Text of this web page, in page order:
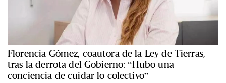
Florencia Gómez, coautora de la Ley de Tierras,
tras la derrota del Gobierno: “Hubo una
conciencia de cuidar lo colectivo”